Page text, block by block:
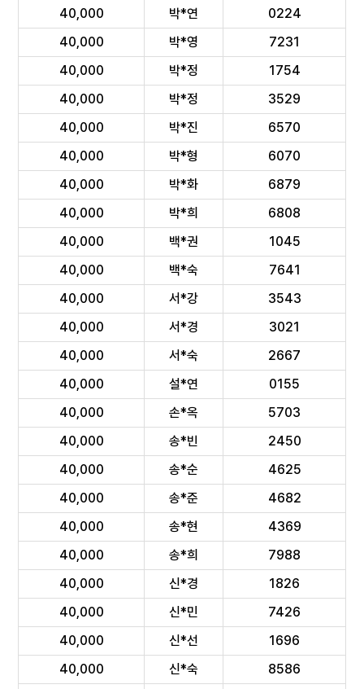
40,000 박*연
0224
40,000
박*영
7231
40,000
박*정
1754
40,000
박*정
3529
40,000
박*진
6570
40,000
박*형
6070
40,000
박*화
6879
40,000
박*희
6808
40,000
백*권
1045
40,000
백*숙
7641
40,000
서*강
3543
40,000
서*경
3021
40,000
서*숙
2667
40,000
설*연
0155
40,000
손*옥
5703
40,000
송*빈
2450
40,000
송*순
4625
40,000
송*준
4682
40,000
송*현
4369
40,000
송*희
7988
40,000
신*경
1826
40,000
신*민
7426
40,000
신*선
1696
40,000
신*숙
8586